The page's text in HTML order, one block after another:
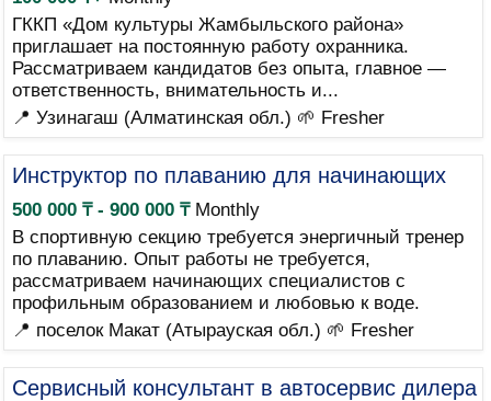
ГККП «Дом культуры Жамбыльского района»
приглашает на постоянную работу охранника.
Рассматриваем кандидатов без опыта, главное —
ответственность, внимательность и...
📍 Узинагаш (Алматинская обл.) 🌱 Fresher
Инструктор по плаванию для начинающих
500 000 ₸ - 900 000 ₸Monthly
В спортивную секцию требуется энергичный тренер
по плаванию. Опыт работы не требуется,
рассматриваем начинающих специалистов с
профильным образованием и любовью к воде.
📍 поселок Макат (Атырауская обл.) 🌱 Fresher
Сервисный консультант в автосервис дилера